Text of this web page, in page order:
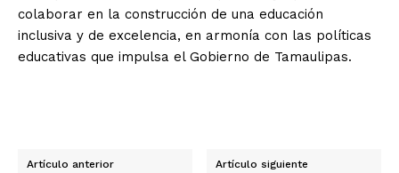
colaborar en la construcción de una educación
inclusiva y de excelencia, en armonía con las políticas
educativas que impulsa el Gobierno de Tamaulipas.
Artículo anterior Artículo siguiente